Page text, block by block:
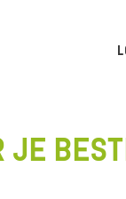
JE